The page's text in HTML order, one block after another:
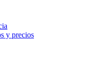
y precios